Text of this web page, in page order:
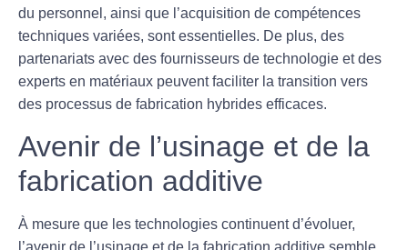
du personnel, ainsi que l’acquisition de compétences
techniques variées, sont essentielles. De plus, des
partenariats avec des fournisseurs de technologie et des
experts en matériaux peuvent faciliter la transition vers
des processus de fabrication hybrides efficaces.
Avenir de l’usinage et de la
fabrication additive
À mesure que les technologies continuent d’évoluer,
l’avenir de l’usinage et de la fabrication additive semble